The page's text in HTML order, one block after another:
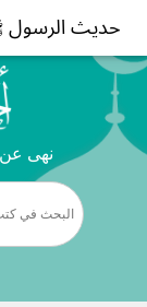
حديث
نهى